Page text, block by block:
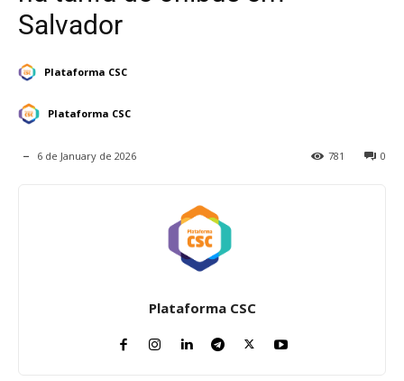
Salvador
Plataforma CSC
Plataforma CSC
6 de January de 2026 0
781
Plataforma CSC